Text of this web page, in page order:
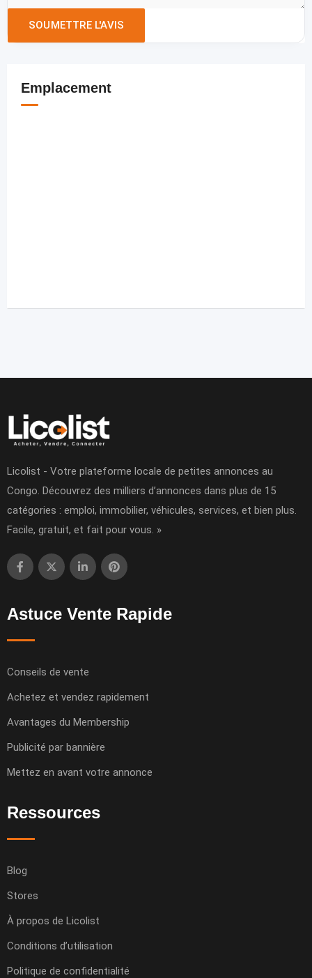
Emplacement
Licolist - Votre plateforme locale de petites annonces au
Congo. Découvrez des milliers d’annonces dans plus de 15
catégories : emploi, immobilier, véhicules, services, et bien plus.
Facile, gratuit, et fait pour vous. »
Astuce Vente Rapide
Conseils de vente
Achetez et vendez rapidement
Avantages du Membership
Publicité par bannière
Mettez en avant votre annonce
Ressources
Blog
Stores
À propos de Licolist
Conditions d’utilisation
Politique de confidentialité